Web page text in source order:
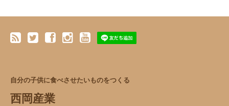
自分の子供に食べさせたいものをつくる
西岡産業